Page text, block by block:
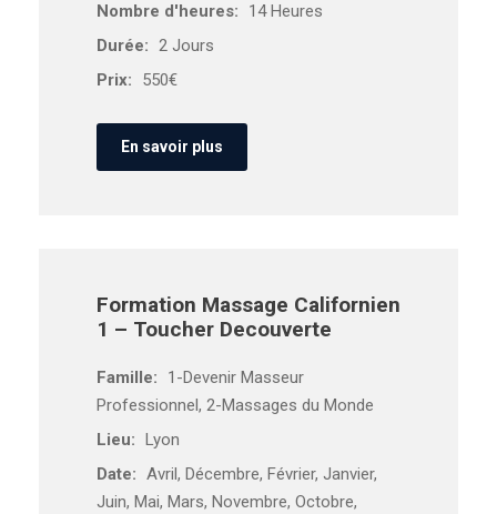
Nombre d'heures:
14 Heures
Durée: 2 Jours
Prix:
550€
En savoir plus
Formation Massage Californien
1 – Toucher Decouverte
Famille:
1-Devenir Masseur
Professionnel, 2-Massages du Monde
Lieu: Lyon
Date: Avril, Décembre, Février, Janvier,
Juin, Mai, Mars, Novembre, Octobre,